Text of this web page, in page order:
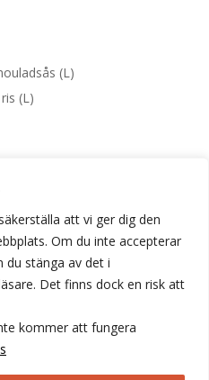
att vi ger dig den
Om du inte accepterar
du stänga av det i
Det finns dock en risk att
kommer att fungera
(L)
(L)
(L)
potatis (L)
ris och bönor